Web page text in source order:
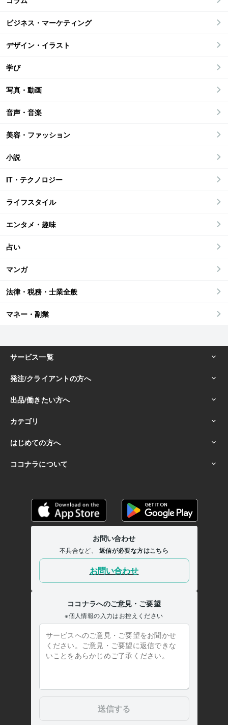
ビジネス・マーケティング
デザイン・イラスト
学び
写真・動画
音声・音楽
美容・ファッション
小説
IT・テクノロジー
ライフスタイル
エンタメ・趣味
占い
マンガ
法律・税務・士業全般
マネー・副業